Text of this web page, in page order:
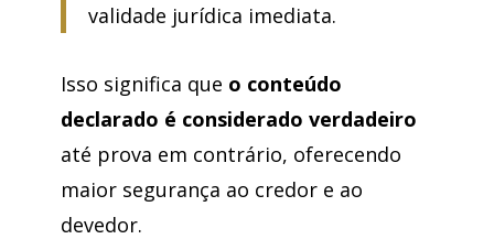
validade jurídica imediata.
Isso significa que o conteúdo
declarado é considerado verdadeiro
até prova em contrário, oferecendo
maior segurança ao credor e ao
devedor.